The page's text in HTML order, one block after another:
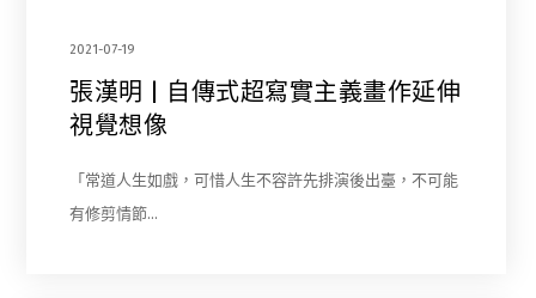
2021-07-19
張漢明 | 自傳式超寫實主義畫作延伸
視覺想像
「常道人生如戲，可惜人生不容許先排演後出臺，不可能
有修剪情節…